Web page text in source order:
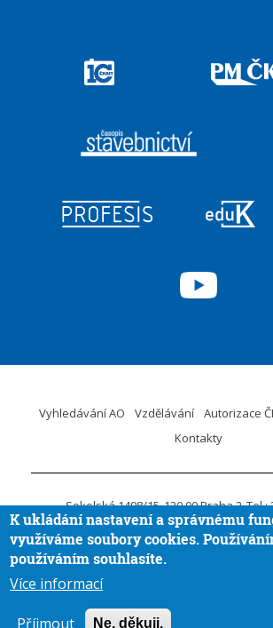
Vyhledávání AO Vzdělávání Autorizace
Kontakty
Sokolská 1498/15 120 00 Praha 2 Tel.:
ID DS:krvaigt E-mail.:ckait@ckait.cz
Oznámení porušení práva
VytvořilaAira GROUP
K ukládání nastavení a správnému
využíváme soubory cookies.
používáním souhlasíte.
Více informací
Příjmout Ne, děkuji.